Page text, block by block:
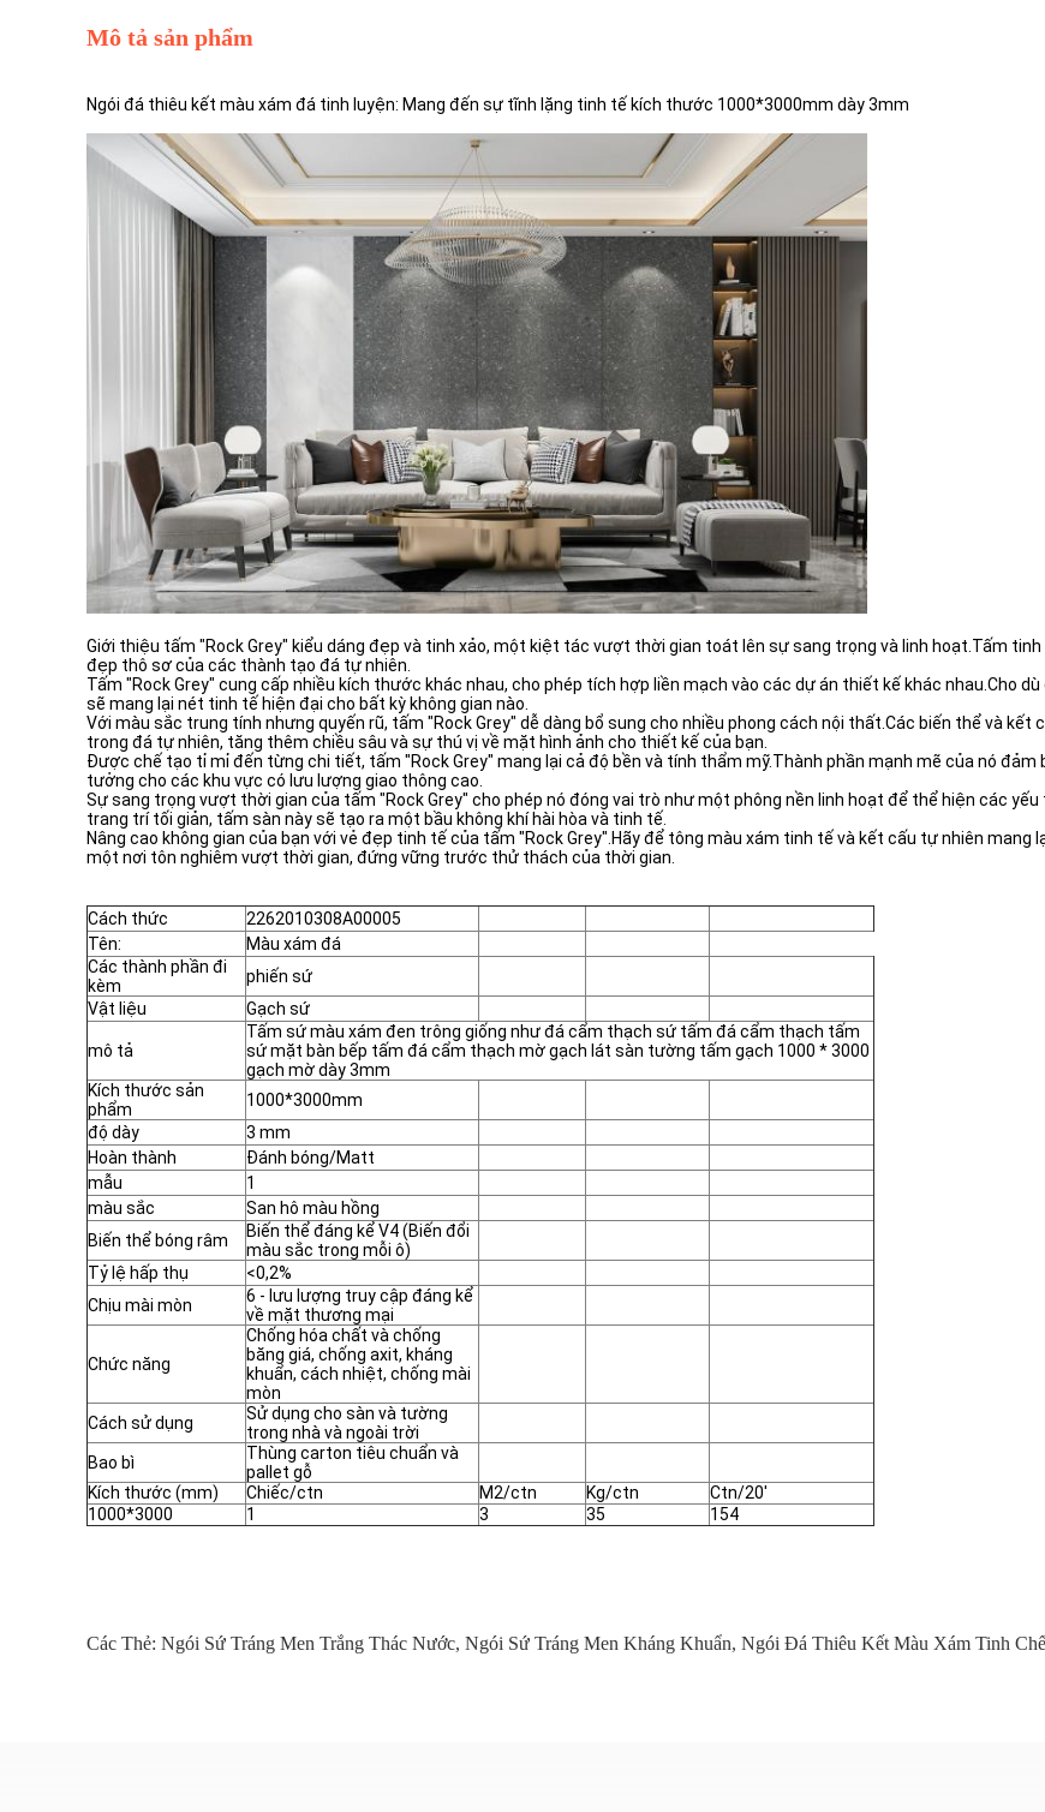
Mô tả sản phẩm
Ngói đá thiêu kết màu xám đá tinh luyện: Mang đến sự tĩnh lặng tinh tế kích thước 1000*3000mm dày 3mm
Giới thiệu tấm "Rock Grey" kiểu dáng đẹp và tinh xảo, một kiệt tác vượt thời gian toát lên sự sang trọng và linh hoạt.Tấm
đẹp thô sơ của các thành tạo đá tự nhiên.
Tấm "Rock Grey" cung cấp nhiều kích thước khác nhau, cho phép tích hợp liền mạch vào các dự án thiết kế khác nhau.Cho
sẽ mang lại nét tinh tế hiện đại cho bất kỳ không gian nào.
Với màu sắc trung tính nhưng quyến rũ, tấm "Rock Grey" dễ dàng bổ sung cho nhiều phong cách nội thất.Các biến thể và
trong đá tự nhiên, tăng thêm chiều sâu và sự thú vị về mặt hình ảnh cho thiết kế của bạn.
Được chế tạo tỉ mỉ đến từng chi tiết, tấm "Rock Grey" mang lại cả độ bền và tính thẩm mỹ.Thành phần mạnh mẽ của nó đảm
tưởng cho các khu vực có lưu lượng giao thông cao.
Sự sang trọng vượt thời gian của tấm "Rock Grey" cho phép nó đóng vai trò như một phông nền linh hoạt để thể hiện các
trang trí tối giản, tấm sàn này sẽ tạo ra một bầu không khí hài hòa và tinh tế.
Nâng cao không gian của bạn với vẻ đẹp tinh tế của tấm "Rock Grey".Hãy để tông màu xám tinh tế và kết cấu tự nhiên
một nơi tôn nghiêm vượt thời gian, đứng vững trước thử thách của thời gian.
Cách thức
2262010308A00005
Tên:
Màu xám đá
Các thành phần đi
kèm
phiến sứ
Vật liệu
Gạch sứ
mô tả
Tấm sứ màu xám đen trông giống như đá cẩm thạch sứ tấm đá cẩm thạch tấm
sứ mặt bàn bếp tấm đá cẩm thạch mờ gạch lát sàn tường tấm gạch 1000 * 3000
gạch mờ dày 3mm
Kích thước sản
phẩm
1000*3000mm
độ dày
3 mm
Hoàn thành
Đánh bóng/Matt
mẫu
1
màu sắc
San hô màu hồng
Biến thể bóng râm
Biến thể đáng kể V4 (Biến đổi
màu sắc trong mỗi ô)
Tỷ lệ hấp thụ
<0,2%
Chịu mài mòn
6 - lưu lượng truy cập đáng kể
về mặt thương mại
Chức năng
Chống hóa chất và chống
băng giá, chống axit, kháng
khuẩn, cách nhiệt, chống mài
mòn
Cách sử dụng
Sử dụng cho sàn và tường
trong nhà và ngoài trời
Bao bì
Thùng carton tiêu chuẩn và
pallet gỗ
Kích thước (mm)
Chiếc/ctn M2/ctn Kg/ctn
Ctn/20'
1000*3000
1 3 35 154
Các Thẻ: Ngói Sứ Tráng Men Trắng Thác Nước, Ngói Sứ Tráng Men Kháng Khuẩn, Ngói Đá Thiêu Kết Màu Xám Tinh Chế